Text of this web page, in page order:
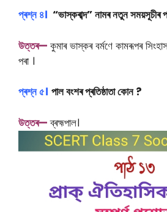
প্ৰশ্ন ৪। “ভাস্কৰাব্দ” নামৰ নতুন সময়সূচীৰ
উত্তৰ— কুমাৰ ভাস্কৰ বৰ্মণে কামৰূপৰ
পৰা ।
প্ৰশ্ন৫। পাল বংশৰ প্ৰতিষ্ঠাতা কোন ?
উত্তৰ—ব্ৰহ্মপাল।